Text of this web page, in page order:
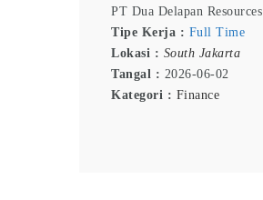
PT Dua Delapan Resources
Tipe Kerja : Full Time
Lokasi : South Jakarta
Tangal : 2026-06-02
Kategori : Finance